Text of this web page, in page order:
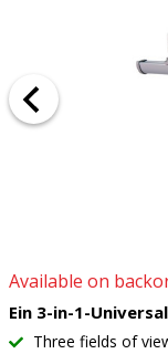
Available on
Ein 3-in-1-
Three fields of